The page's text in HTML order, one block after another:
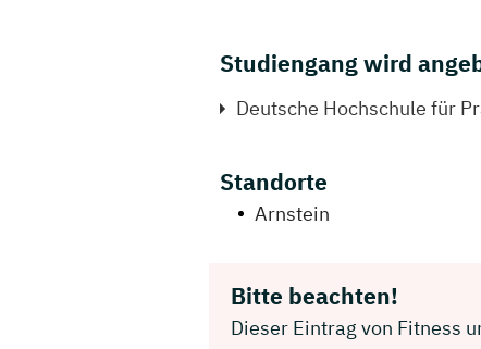
Studiengang wird
Deutsche Hochschule für
Standorte
Arnstein
Bitte beachten!
Dieser Eintrag von Fitness